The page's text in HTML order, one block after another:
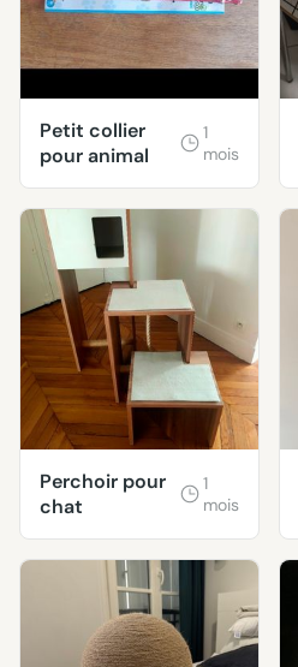
Petit collier
pour animal
1
mois
Perchoir pour
chat
1
mois